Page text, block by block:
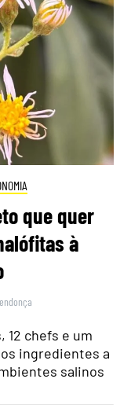
que quer
à
chefs e um
ingredientes a
salinos